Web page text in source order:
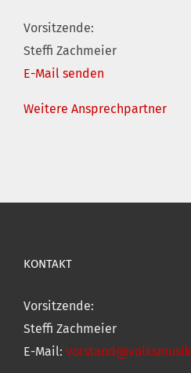
Vorsitzende:
Steffi Zachmeier
E-Mail senden
Weitere Ansprechpartner
KONTAKT
Vorsitzende:
Steffi Zachmeier
E-Mail: